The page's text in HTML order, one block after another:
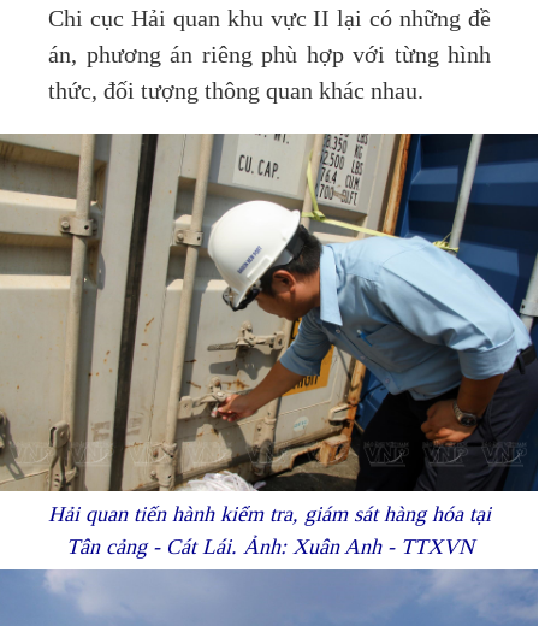
Chi cục Hải quan khu vực II lại có những đề
án, phương án riêng phù hợp với từng hình
thức, đối tượng thông quan khác nhau.
Hải quan tiến hành kiểm tra, giám sát hàng hóa tại
Tân cảng - Cát Lái. Ảnh: Xuân Anh - TTXVN